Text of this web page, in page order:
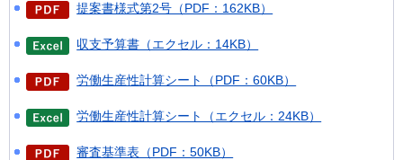
提案書様式第2号（PDF：162KB）
収支予算書（エクセル：14KB）
労働生産性計算シート（PDF：60KB）
労働生産性計算シート（エクセル：24KB）
審査基準表（PDF：50KB）